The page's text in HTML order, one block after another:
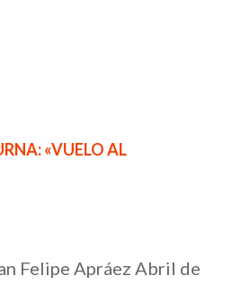
«VUELO AL
Felipe Apráez Abril de